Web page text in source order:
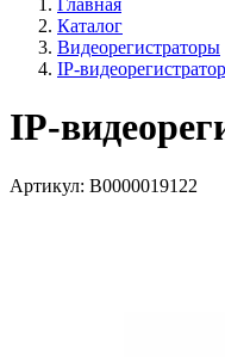
Главная
Каталог
Видеорегистраторы
IP-
IP-
Артикул: В0000019122